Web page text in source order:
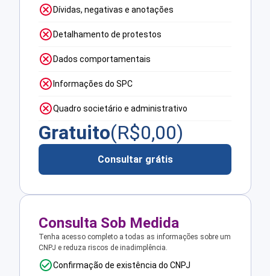
Dívidas, negativas e anotações
Detalhamento de protestos
Dados comportamentais
Informações do SPC
Quadro societário e administrativo
Gratuito(R$0,00)
Consultar grátis
Consulta Sob Medida
Tenha acesso completo a todas as informações sobre um
CNPJ e reduza riscos de inadimplência.
Confirmação de existência do CNPJ